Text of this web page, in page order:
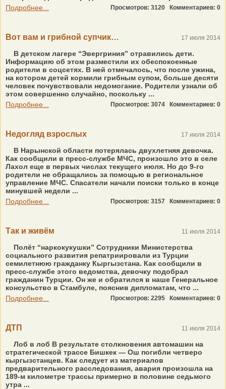
Подробнее...
Просмотров: 3120 Комментариев: 0
Вот вам и грибной супчик… 17 июля 2014
В детском лагере “Эвергриния” отравились дети.
Информацию об этом разместили их обеспокоенные
родители в соцсетях. В ней отмечалось, что после ужина,
на котором детей кормили грибным супом, больше десяти
человек почувствовали недомогание. Родители узнали об
этом совершенно случайно, поскольку ...
Подробнее...
Просмотров: 3074 Комментариев: 0
Недогляд взрослых 17 июля 2014
В Нарынской области потерялась двухлетняя девочка.
Как сообщили в пресс-службе МЧС, произошло это в селе
Лахол еще в первых числах текущего июля. Но до 9-го
родители не обращались за помощью в региональное
управление МЧС. Спасатели начали поиски только в конце
минувшей недели ...
Подробнее...
Просмотров: 3157 Комментариев: 0
Так и живём 11 июля 2014
Полёт “наркокукушки” Сотрудники Министерства
социального развития репатриировали из Турции
семилетнюю гражданку Кыргызстана. Как сообщили в
пресс-службе этого ведомства, девочку подобрал
гражданин Турции. Он же и обратился в наше Генеральное
консульство в Стамбуле, пояснив дипломатам, что ...
Подробнее...
Просмотров: 2295 Комментариев: 0
ДТП 11 июля 2014
Лоб в лоб В результате столкновения автомашин на
стратегической трассе Бишкек — Ош погибли четверо
кыргызстанцев. Как следует из материалов
предварительного расследования, авария произошла на
189-м километре трассы примерно в половине седьмого
утра ...